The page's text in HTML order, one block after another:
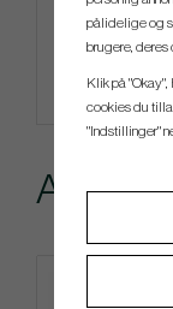
Info
Andre
pålidelige og
brugere, deres
Klik på
cookies du
"Indstillinger"